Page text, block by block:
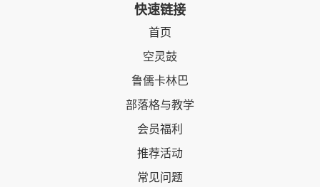
快速链接
首页
空灵鼓
鲁儒卡林巴
部落格与教学
会员福利
推荐活动
常见问题